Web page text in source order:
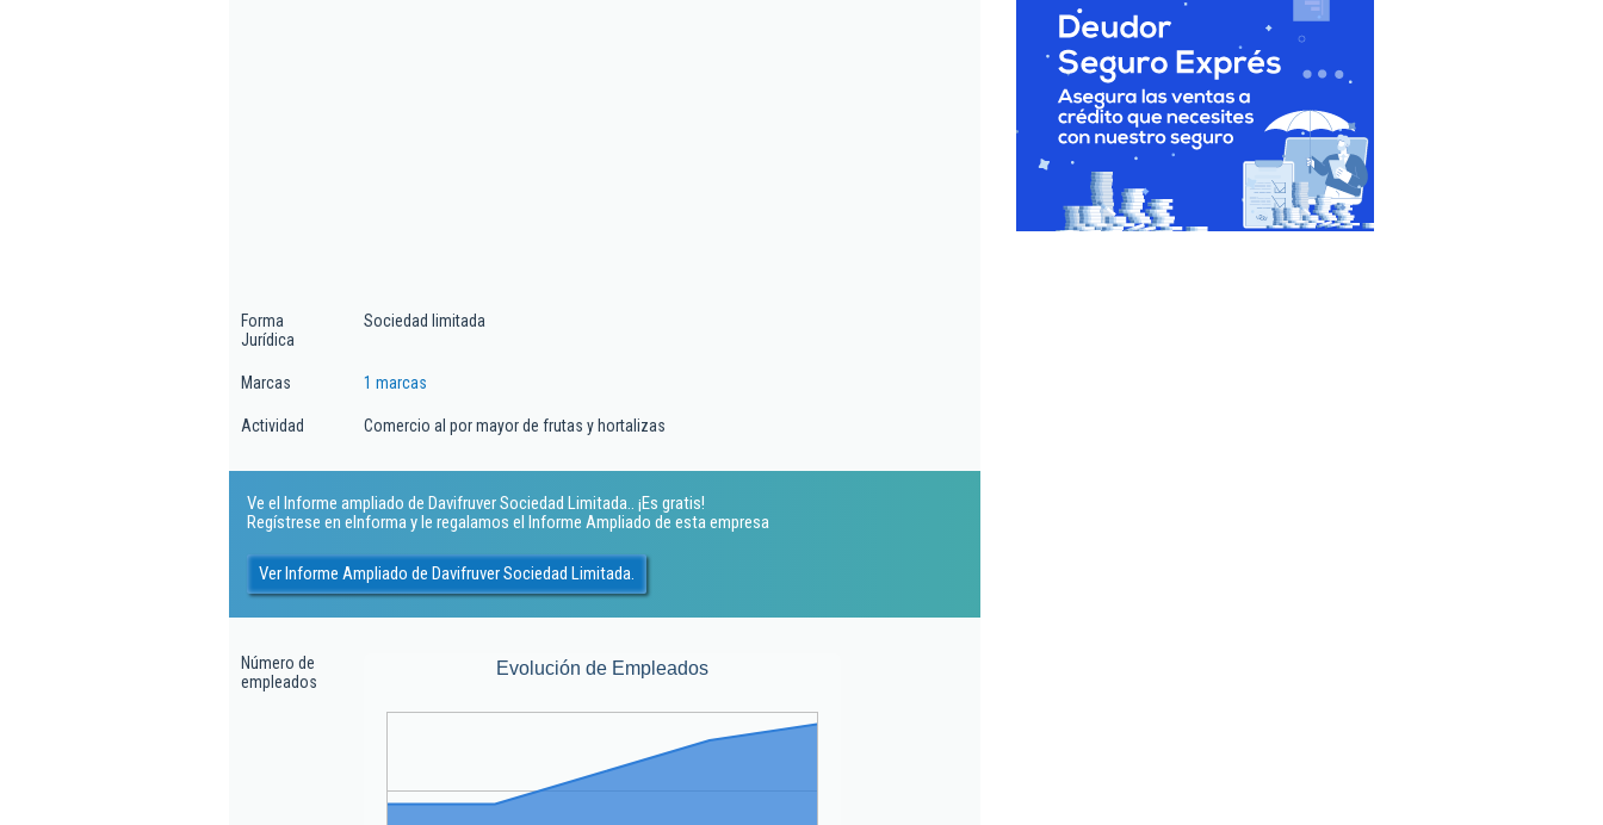
Forma
Jurídica
Sociedad limitada
Marcas 1 marcas
Actividad Comercio al por mayor de frutas y hortalizas
Ve el Informe ampliado de Davifruver Sociedad Limitada.. ¡Es gratis!
Regístrese en eInforma y le regalamos el Informe Ampliado de esta empresa
Ver Informe Ampliado de Davifruver Sociedad Limitada.
Número de
empleados
Evolución de Empleados